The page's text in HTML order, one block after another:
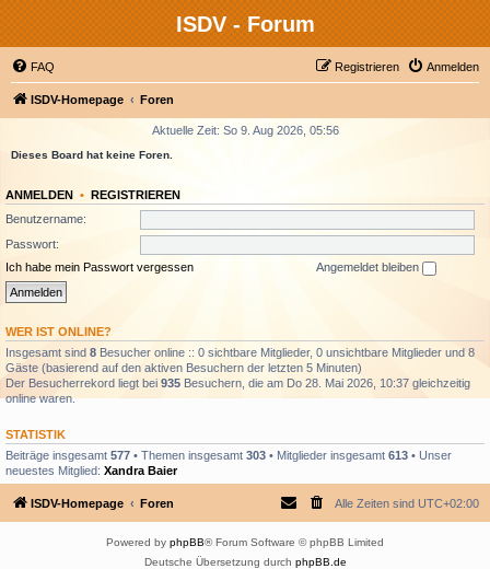
ISDV - Forum
FAQ Anmelden
Registrieren
ISDV-Homepage Foren
Aktuelle Zeit: So 9. Aug 2026, 05:56
Dieses Board hat keine Foren.
ANMELDEN • REGISTRIEREN
Benutzername:
Passwort:
Ich habe mein Passwort vergessen
Angemeldet bleiben
WER IST ONLINE?
Insgesamt sind 8 Besucher online :: 0 sichtbare Mitglieder, 0 unsichtbare Mitglieder und 8
Gäste (basierend auf den aktiven Besuchern der letzten 5 Minuten)
Der Besucherrekord liegt bei 935 Besuchern, die am Do 28. Mai 2026, 10:37 gleichzeitig
online waren.
STATISTIK
Beiträge insgesamt 577 • Themen insgesamt 303 • Mitglieder insgesamt 613 • Unser
neuestes Mitglied: Xandra Baier
ISDV-Homepage Foren Alle Zeiten sind UTC+02:00
Powered by phpBB® Forum Software © phpBB Limited
Deutsche Übersetzung durch phpBB.de